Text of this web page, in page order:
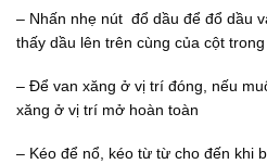
– Nhấn nhẹ nút đổ dầu để đổ dầu
thấy dầu lên trên cùng của cột
– Để van xăng ở vị trí đóng, nếu
xăng ở vị trí mở hoàn toàn
– Kéo để nổ, kéo từ từ cho đến khi